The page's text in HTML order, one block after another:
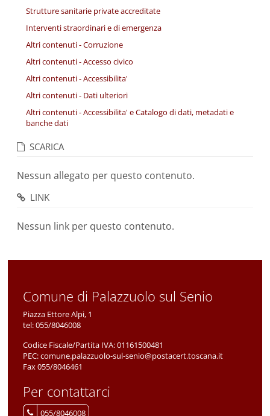
Strutture sanitarie private accreditate
Interventi straordinari e di emergenza
Altri contenuti - Corruzione
Altri contenuti - Accesso civico
Altri contenuti - Accessibilita'
Altri contenuti - Dati ulteriori
Altri contenuti - Accessibilita' e Catalogo di dati, metadati e
banche dati
SCARICA
Nessun allegato per questo contenuto.
LINK
Nessun link per questo contenuto.
Comune di Palazzuolo sul Senio
Piazza Ettore Alpi, 1
tel:055/8046008
Codice Fiscale/Partita IVA:01161500481
PEC:comune.palazzuolo-sul-senio@postacert.toscana.it
Fax 055/8046461
Per contattarci
055/8046008